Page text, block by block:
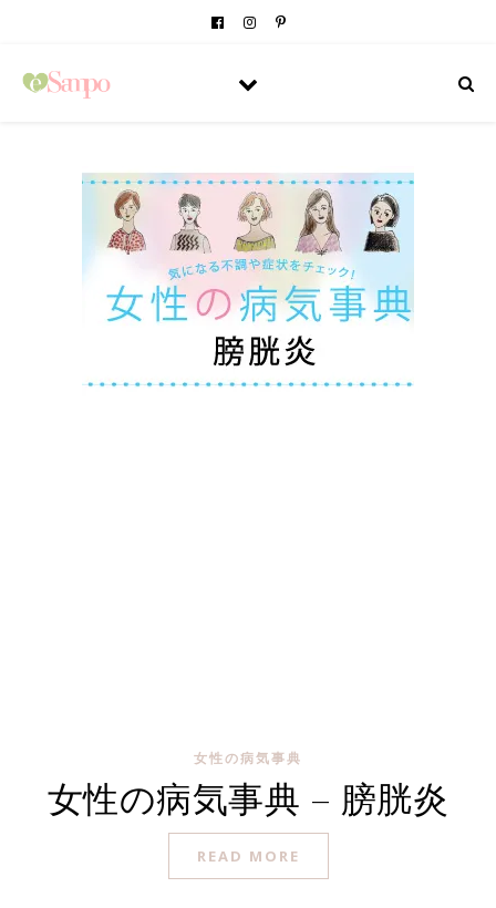
女性の病気事典
女性の病気事典 – 膀胱炎
READ MORE